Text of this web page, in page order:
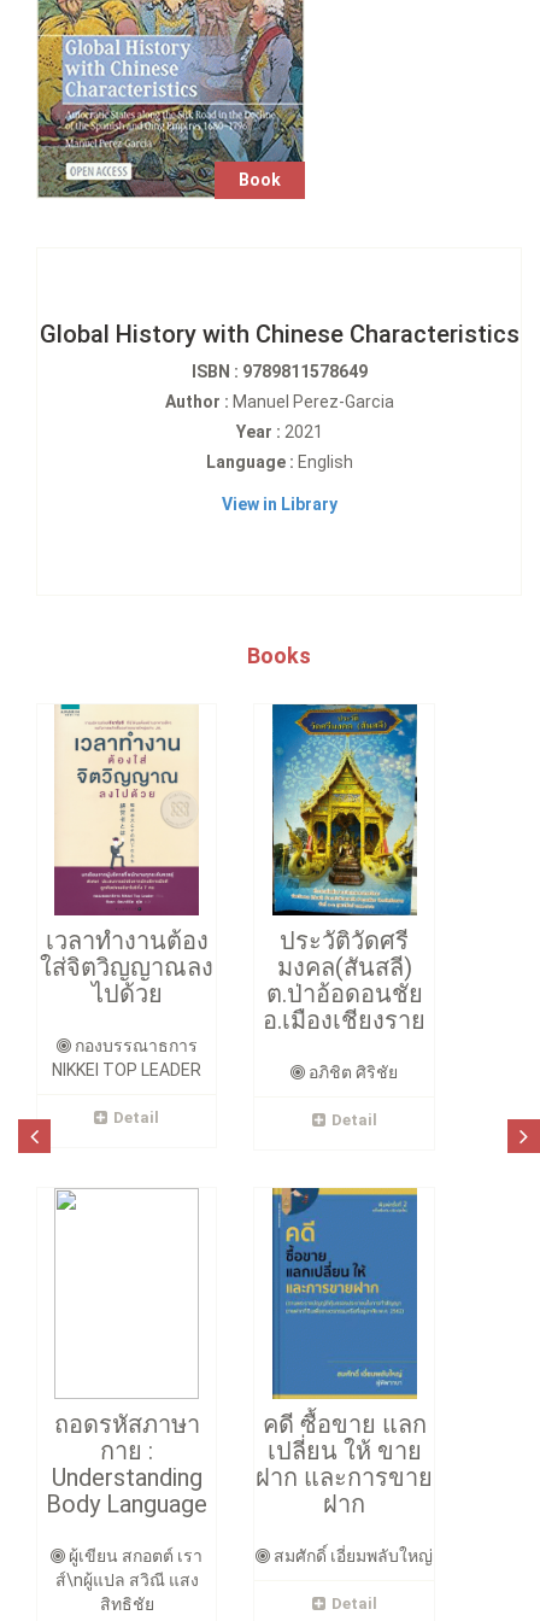
Book
Global History with Chinese Characteristics
ISBN : 9789811578649
Author : Manuel Perez-Garcia
Year : 2021
Language : English
View in Library
Books
เวลาทำงานต้อง
ใส่จิตวิญญาณลง
ไปด้วย
กองบรรณาธการ
NIKKEI TOP LEADER
Detail
ประวัติวัดศรี
มงคล(สันสลี)
ต.ป่าอ้อดอนชัย
อ.เมืองเชียงราย
อภิชิต ศิริชัย
Detail
ถอดรหัสภาษา
กาย :
Understanding
Body Language
ผู้เขียน สกอตต์ เรา
ส์\nผู้แปล สวิณี แสง
สิทธิชัย
คดี ซื้อขาย แลก
เปลี่ยน ให้ ขาย
ฝาก และการขาย
ฝาก
สมศักดิ์ เอี่ยมพลับใหญ่
Detail